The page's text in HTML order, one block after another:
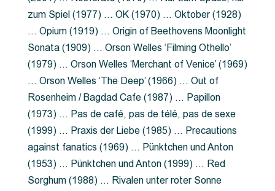
zum Spiel (1977) … OK (1970) … Oktober (1928)
… Opium (1919) … Origin of Beethovens Moonlight
Sonata (1909) … Orson Welles ‘Filming Othello’
(1979) … Orson Welles ‘Merchant of Venice’ (1969)
… Orson Welles ‘The Deep’ (1966) … Out of
Rosenheim / Bagdad Cafe (1987) … Papillon
(1973) … Pas de café, pas de télé, pas de sexe
(1999) … Praxis der Liebe (1985) … Precautions
against fanatics (1969) … Pünktchen und Anton
(1953) … Pünktchen und Anton (1999) … Red
Sorghum (1988) … Rivalen unter roter Sonne